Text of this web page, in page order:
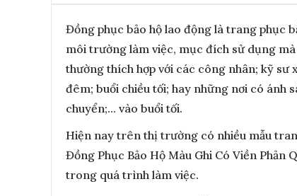
Đồng phục bảo hộ lao động là trang phục
môi trường làm việc, mục đích sử dụng
thường thích hợp với các công nhân; kỹ
đêm; buổi chiều tối; hay những nơi có ánh
chuyển;... vào buổi tối.
Hiện nay trên thị trường có nhiều mẫu
Đồng Phục Bảo Hộ Màu Ghi Có Viền Phản
trong quá trình làm việc.